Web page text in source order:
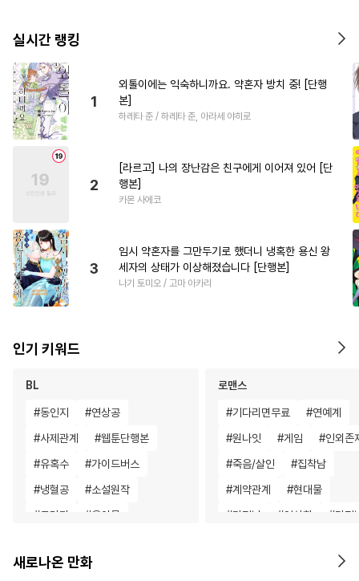
실시간 랭킹
1
외톨이에는 익숙하니까요. 약혼자 방치 중! [단행
본]
하레타 준 / 하레타 준, 아라세 야히로
2
[라르고] 나의 장난감은 친구에게 이어져 있어 [단
행본]
카몬 사에코
3
임시 약혼자를 그만두기로 했더니 냉혹한 용신 왕
세자의 상태가 이상해졌습니다 [단행본]
나기 토미오 / 고마 아카리
인기 키워드
BL
#동인지 #연상공
#사제관계 #웹툰단행본
#유혹수 #가이드버스
#냉혈공 #소설원작
#드라마 #육아물
#이세계물
로맨스
#기다리면무료 #연예계
#원나잇 #게임 #인외존
#죽음/살인 #집착남
#계약관계 #현대물
#다정남 #영상화 #다정
철벽
새로나온 만화